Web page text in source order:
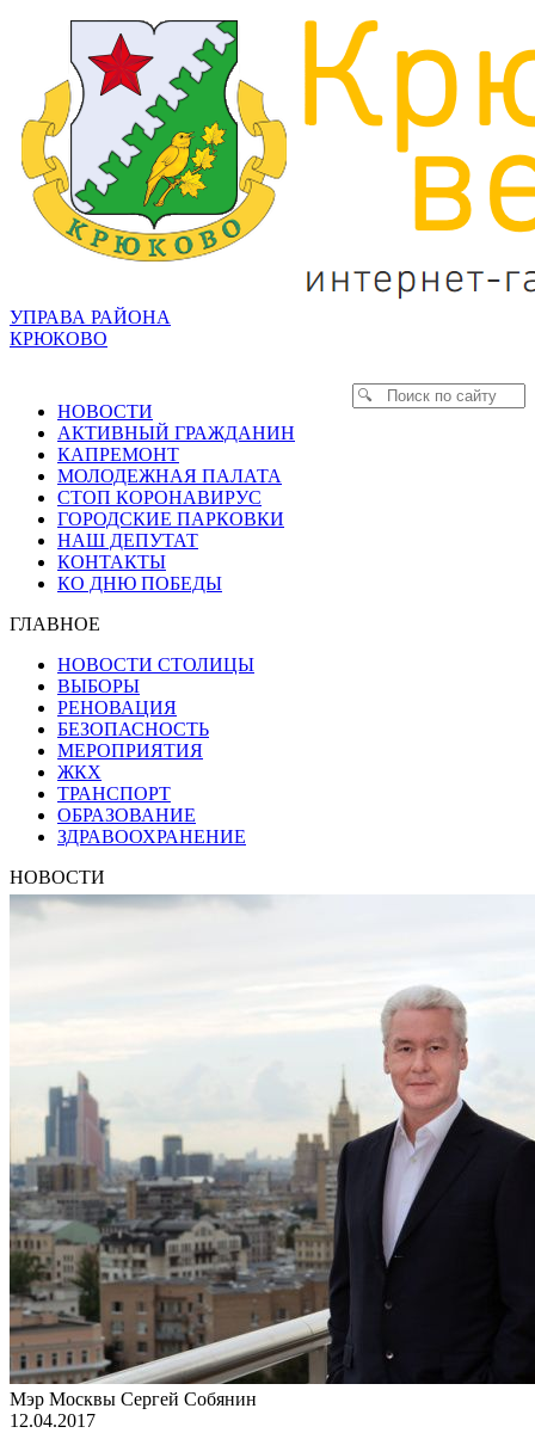
УПРАВА РАЙОНА
КРЮКОВО
НОВОСТИ
АКТИВНЫЙ ГРАЖДАНИН
КАПРЕМОНТ
МОЛОДЕЖНАЯ ПАЛАТА
СТОП КОРОНАВИРУС
ГОРОДСКИЕ ПАРКОВКИ
НАШ ДЕПУТАТ
КОНТАКТЫ
КО ДНЮ ПОБЕДЫ
ГЛАВНОЕ
НОВОСТИ СТОЛИЦЫ
ВЫБОРЫ
РЕНОВАЦИЯ
БЕЗОПАСНОСТЬ
МЕРОПРИЯТИЯ
ЖКХ
ТРАНСПОРТ
ОБРАЗОВАНИЕ
ЗДРАВООХРАНЕНИЕ
НОВОСТИ
Мэр Москвы Сергей Собянин
12.04.2017